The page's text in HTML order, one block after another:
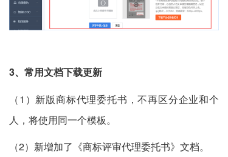
3、常用文档下载更新
（1）新版商标代理委托书，不再区分企业和个
人，将使用同一个模板。
（2）新增加了《商标评审代理委托书》文档。